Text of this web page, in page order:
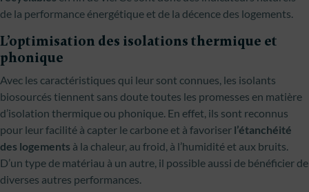
de la performance énergétique et de la décence des logements.
L’optimisation des isolations thermique et
phonique
Avec les caractéristiques qui leur sont connues, les isolants
biosourcés tiennent sans doute toutes les promesses en matière
d’isolation thermique ou phonique. En effet, ils sont reconnus
pour leur facilité à capter le carbone et à favoriser l’étanchéité
des logements à la chaleur, au froid, à l’humidité et aux bruits.
D’un type de matériau à un autre, il possible aussi de bénéficier de
diverses autres performances.